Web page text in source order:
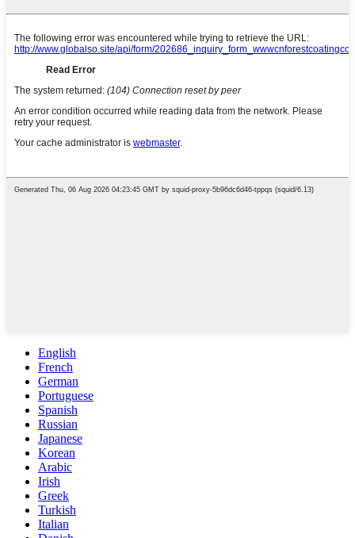
English
French
German
Portuguese
Spanish
Russian
Japanese
Korean
Arabic
Irish
Greek
Turkish
Italian